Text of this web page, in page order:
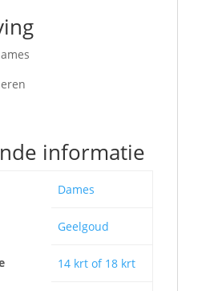
informatie
Dames
Geelgoud
14 krt of 18 krt